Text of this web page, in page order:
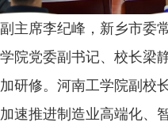
席李纪峰，新乡市委
院党委副书记、校长梁
研修。河南工学院副校
推进制造业高端化、